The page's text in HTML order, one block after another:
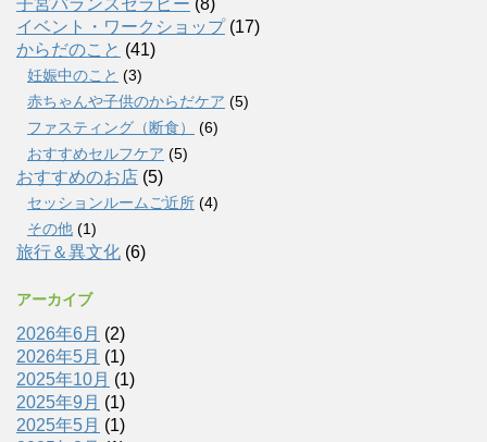
イベント・ワークショップ(17)
からだのこと (41)
妊娠中のこと (3)
赤ちゃんや子供のからだケア (5)
ファスティング（断食）
(6)
おすすめセルフケア (5)
おすすめのお店 (5)
セッションルームご近所 (4)
その他 (1)
旅行＆異文化 (6)
アーカイブ
2026年6月 (2)
2026年5月 (1)
2025年10月 (1)
2025年9月 (1)
2025年5月 (1)